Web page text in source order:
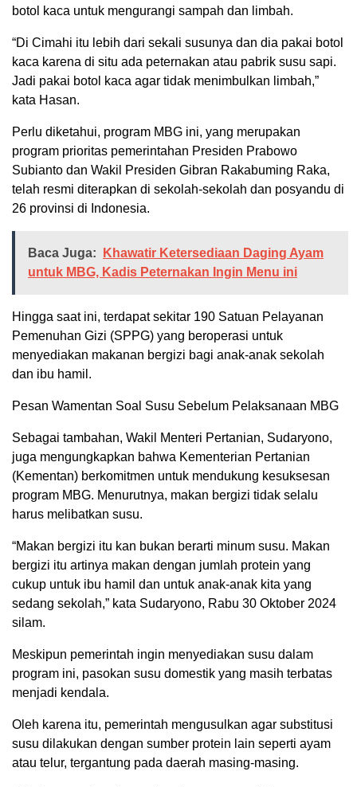
botol kaca untuk mengurangi sampah dan limbah.
“Di Cimahi itu lebih dari sekali susunya dan dia pakai botol
kaca karena di situ ada peternakan atau pabrik susu sapi.
Jadi pakai botol kaca agar tidak menimbulkan limbah,”
kata Hasan.
Perlu diketahui, program MBG ini, yang merupakan
program prioritas pemerintahan Presiden Prabowo
Subianto dan Wakil Presiden Gibran Rakabuming Raka,
telah resmi diterapkan di sekolah-sekolah dan posyandu di
26 provinsi di Indonesia.
Baca Juga:
Khawatir Ketersediaan Daging Ayam
untuk MBG, Kadis Peternakan Ingin Menu ini
Hingga saat ini, terdapat sekitar 190 Satuan Pelayanan
Pemenuhan Gizi (SPPG) yang beroperasi untuk
menyediakan makanan bergizi bagi anak-anak sekolah
dan ibu hamil.
Pesan Wamentan Soal Susu Sebelum Pelaksanaan MBG
Sebagai tambahan, Wakil Menteri Pertanian, Sudaryono,
juga mengungkapkan bahwa Kementerian Pertanian
(Kementan) berkomitmen untuk mendukung kesuksesan
program MBG. Menurutnya, makan bergizi tidak selalu
harus melibatkan susu.
“Makan bergizi itu kan bukan berarti minum susu. Makan
bergizi itu artinya makan dengan jumlah protein yang
cukup untuk ibu hamil dan untuk anak-anak kita yang
sedang sekolah,” kata Sudaryono, Rabu 30 Oktober 2024
silam.
Meskipun pemerintah ingin menyediakan susu dalam
program ini, pasokan susu domestik yang masih terbatas
menjadi kendala.
Oleh karena itu, pemerintah mengusulkan agar substitusi
susu dilakukan dengan sumber protein lain seperti ayam
atau telur, tergantung pada daerah masing-masing.